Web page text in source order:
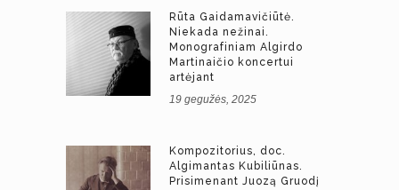
Rūta Gaidamavičiūtė.
Niekada nežinai.
Monografiniam Algirdo
Martinaičio koncertui
artėjant
19 gegužės, 2025
Kompozitorius, doc.
Algimantas Kubiliūnas.
Prisimenant Juozą Gruodį